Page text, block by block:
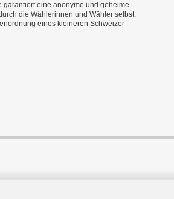
garantiert eine anonyme und geheime
die Wählerinnen und Wähler selbst.
eines kleineren Schweizer